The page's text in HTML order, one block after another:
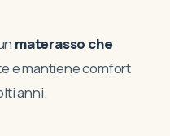
materasso che
e mantiene comfort
anni.